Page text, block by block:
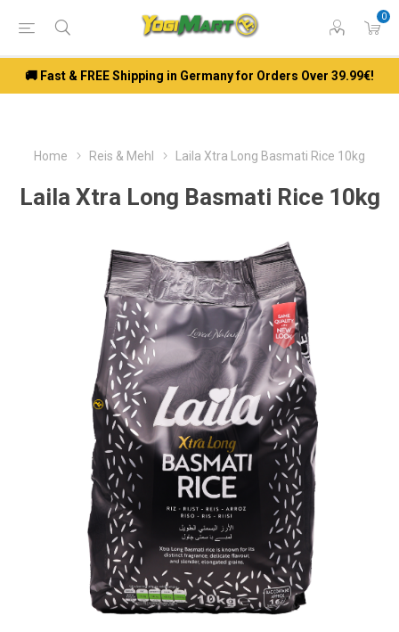
0
🚚 Fast & FREE Shipping in Germany for Orders Over 39.99€!
Home Reis & Mehl Laila Xtra Long Basmati Rice 10kg
Laila Xtra Long Basmati Rice 10kg